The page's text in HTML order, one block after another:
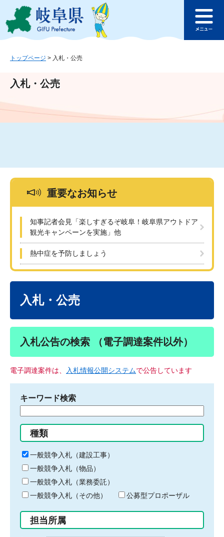
ジ
ュ
文
このページの本文へ
ュ
トップページ > 入札・公売
入札・公売
重要なお知らせ
知事記者会見「楽しすぎるぞ岐阜！岐阜県アウトドア
観光キャンペーンを実施」他
熱中症を予防しましょう
入札・公売
入札公告の検索 （電子調達案件以外）
電子調達案件は、 入札情報公開システムで公告しています
キーワード検索
る
キ
ー
ワ
ー
ド
入
力
種類
一般競争入札（建設工事）
一般競争入札（物品）
一般競争入札（業務委託）
一般競争入札（その他）
公募型プロポーザル
担当所属